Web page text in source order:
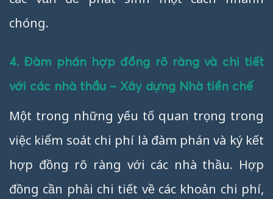
chóng.
4. Đàm phán hợp đồng rõ ràng và chi tiết
với các nhà thầu – Xây dựng Nhà tiền chế
Một trong những yếu tố quan trọng trong
việc kiểm soát chi phí là đàm phán và ký kết
hợp đồng rõ ràng với các nhà thầu. Hợp
đồng cần phải chi tiết về các khoản chi phí,